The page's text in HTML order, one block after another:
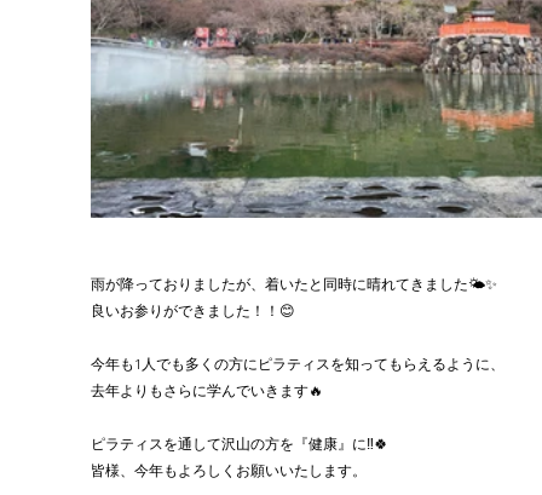
雨が降っておりましたが、着いたと同時に晴れてきました🌤✨
良いお参りができました！！😊
今年も1人でも多くの方にピラティスを知ってもらえるように、
去年よりもさらに学んでいきます🔥
ピラティスを通して沢山の方を『健康』に‼︎🍀
皆様、今年もよろしくお願いいたします。